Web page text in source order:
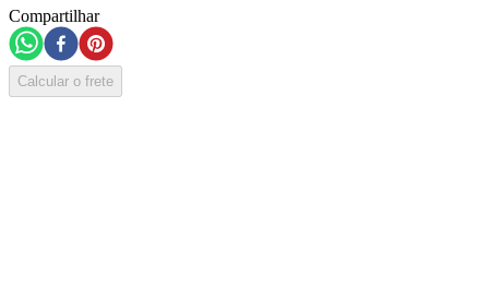
Compartilhar
Calcular o frete